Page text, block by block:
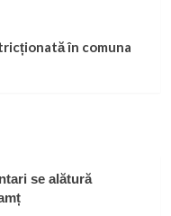
în comuna
se alătură